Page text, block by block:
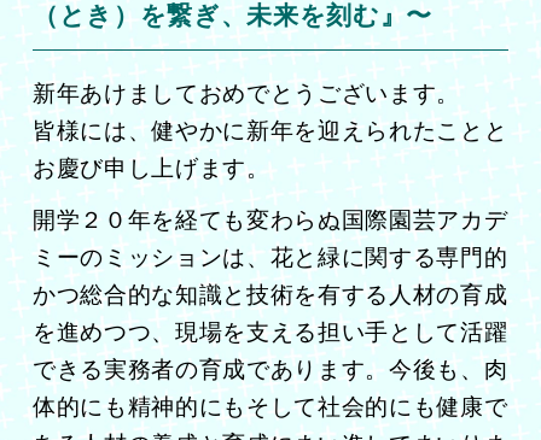
（とき）を繋ぎ、未来を刻む』〜
新年あけましておめでとうございます。
皆様には、健やかに新年を迎えられたことと
お慶び申し上げます。
開学２０年を経ても変わらぬ国際園芸アカデ
ミーのミッションは、花と緑に関する専門的
かつ総合的な知識と技術を有する人材の育成
を進めつつ、現場を支える担い手として活躍
できる実務者の育成であります。今後も、肉
体的にも精神的にもそして社会的にも健康で